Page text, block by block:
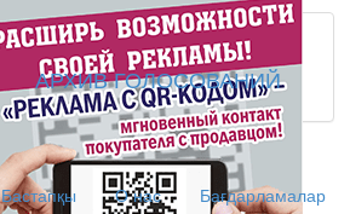
Ты прекрасна! С
АНТИХАЙП
Хайп – это шумиха,
телезрителями и
АРХИВ ГОЛОСОВАНИЙ
Бастапқы О нас Бағдарламалар